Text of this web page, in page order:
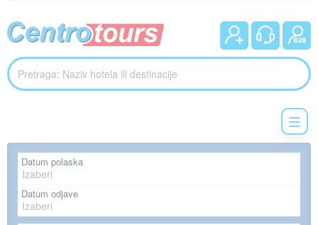
Datum polaska
Datum odjave